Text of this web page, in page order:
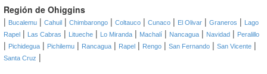
Región de Ohiggins
| Bucalemu | Cahuil | Chimbarongo | Coltauco | Cunaco | El Olivar | Graneros |
Lago
Rapel | Las Cabras | Litueche | Lo Miranda | Machalí | Nancagua | Navidad | Peralillo
| Pichidegua | Pichilemu | Rancagua | Rapel | Rengo | San Fernando | San Vicente |
Santa Cruz |